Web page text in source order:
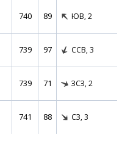
740 89 ЮВ, 2
739 97 ССВ, 3
739 71 ЗСЗ, 2
741 88 СЗ, 3